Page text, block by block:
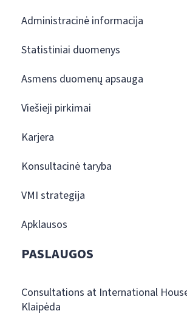
Administracinė informacija
Statistiniai duomenys
Asmens duomenų apsauga
Viešieji pirkimai
Karjera
Konsultacinė taryba
VMI strategija
Apklausos
PASLAUGOS
Consultations at International
Klaipėda